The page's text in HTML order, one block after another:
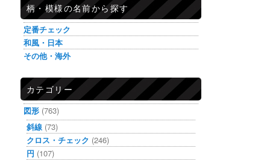
柄・模様の名前から探す
定番チェック
和風・日本
その他・海外
カテゴリー
図形 (763)
斜線 (73)
クロス・チェック (246)
円 (107)